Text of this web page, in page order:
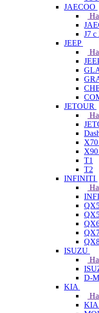
JAECOO
J7 с
JEEP
JETOUR
X70
T1
T2
INFINITI
ISUZU
D-
KIA
KIA